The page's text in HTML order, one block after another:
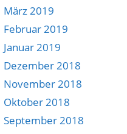
März 2019
Februar 2019
Januar 2019
Dezember 2018
November 2018
Oktober 2018
September 2018